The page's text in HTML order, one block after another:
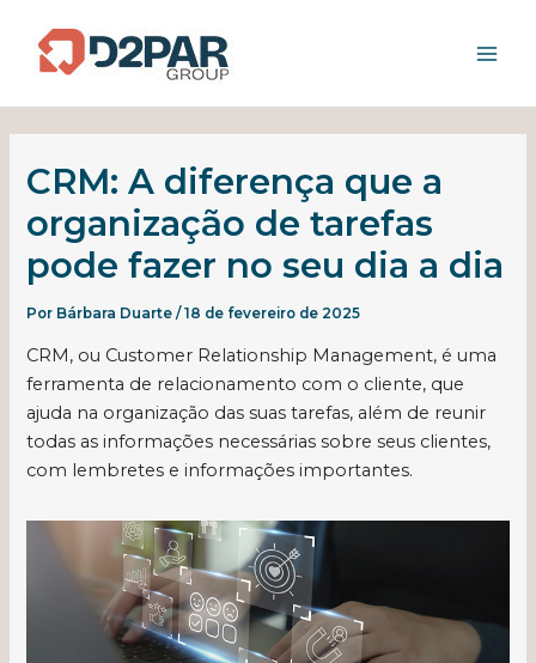
CRM: A diferença que a
organização de tarefas
pode fazer no seu dia a dia
Por Bárbara Duarte/18 de fevereiro de 2025
CRM, ou Customer Relationship Management, é uma
ferramenta de relacionamento com o cliente, que
ajuda na organização das suas tarefas, além de reunir
todas as informações necessárias sobre seus clientes,
com lembretes e informações importantes.